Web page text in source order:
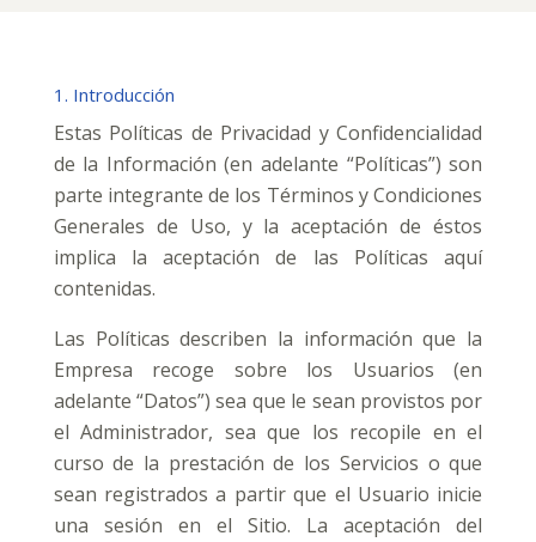
1. Introducción
Estas Políticas de Privacidad y Confidencialidad
de la Información (en adelante “Políticas”) son
parte integrante de los Términos y Condiciones
Generales de Uso, y la aceptación de éstos
implica la aceptación de las Políticas aquí
contenidas.
Las Políticas describen la información que la
Empresa recoge sobre los Usuarios (en
adelante “Datos”) sea que le sean provistos por
el Administrador, sea que los recopile en el
curso de la prestación de los Servicios o que
sean registrados a partir que el Usuario inicie
una sesión en el Sitio. La aceptación del